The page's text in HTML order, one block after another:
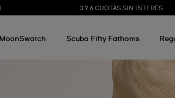
3 Y 6 CUOTAS SIN INTERÉS
MoonSwatch Scuba Fifty Fathoms